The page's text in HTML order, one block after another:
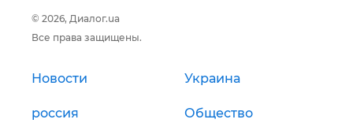
© 2026, Диалог.ua
Все права защищены.
Новости Украина
россия Общество